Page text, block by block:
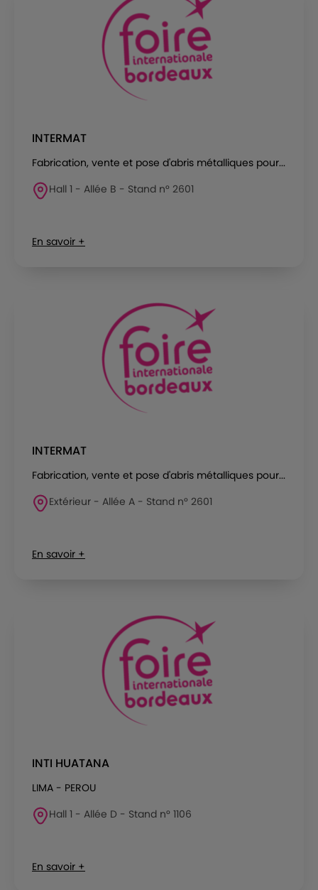
INTERMAT
Fabrication, vente et pose d'abris métalliques pour...
Hall 1 - Allée B - Stand n° 2601
En savoir +
INTERMAT
Fabrication, vente et pose d'abris métalliques pour...
Extérieur - Allée A - Stand n° 2601
En savoir +
INTI HUATANA
LIMA - PEROU
Hall 1 - Allée D - Stand n° 1106
En savoir +